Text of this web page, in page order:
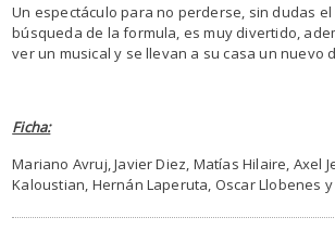
Un espectáculo para no perderse, sin dudas el
búsqueda de la formula, es muy divertido,
ver un musical y se llevan a su casa un nuevo
Ficha:
Mariano Avruj, Javier Diez, Matías Hilaire, Axel
Kaloustian, Hernán Laperuta, Oscar Llobenes